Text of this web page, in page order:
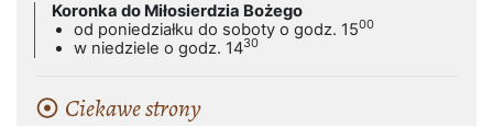
Koronka do Miłosierdzia Bożego
od poniedziałku do soboty o godz. 1500
w niedziele o godz. 1430
Ciekawe strony